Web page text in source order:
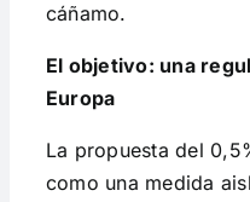
cáñamo.
El objetivo: una
Europa
La propuesta del
como una medida